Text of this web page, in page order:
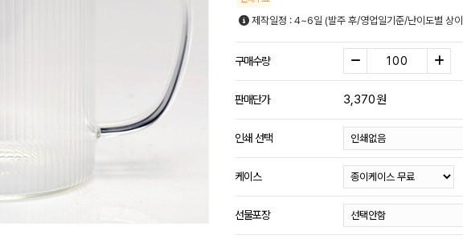
제작일정 : 4~6일 (발주 후/영업일기준/난이도별 상
구매수량
판매단가 3,370원
인쇄 선택
케이스
선물포장